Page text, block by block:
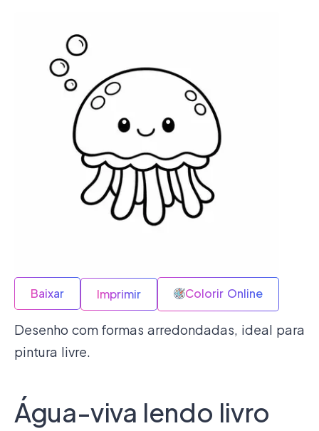
Baixar Imprimir Colorir Online
Desenho com formas arredondadas, ideal para
pintura livre.
Água-viva lendo livro